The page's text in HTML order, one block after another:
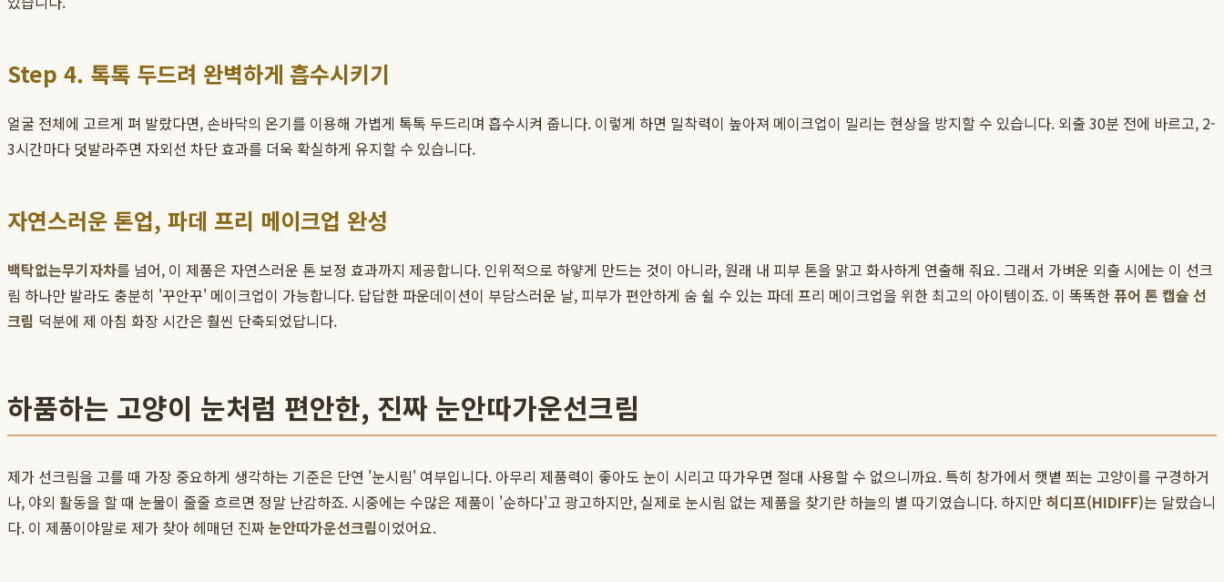
Step 4. 톡톡 두드려 완벽하게 흡수시키기
얼굴 전체에 고르게 펴 발랐다면, 손바닥의 온기를 이용해 가볍게 톡톡 두드리며 흡수시켜 줍니다. 이렇게 하면 밀착력이 높아져 메이크업이 밀리는 현상을 방지할 수 있습니다. 외출 30분 전에 바르고, 2-
3시간마다 덧발라주면 자외선 차단 효과를 더욱 확실하게 유지할 수 있습니다.
자연스러운 톤업, 파데 프리 메이크업 완성
백탁없는무기자차를 넘어, 이 제품은 자연스러운 톤 보정 효과까지 제공합니다. 인위적으로 하얗게 만드는 것이 아니라, 원래 내 피부 톤을 맑고 화사하게 연출해 줘요. 그래서 가벼운 외출 시에는 이 선크
림 하나만 발라도 충분히 '꾸안꾸' 메이크업이 가능합니다. 답답한 파운데이션이 부담스러운 날, 피부가 편안하게 숨 쉴 수 있는 파데 프리 메이크업을 위한 최고의 아이템이죠. 이 똑똑한퓨어 톤 캡슐 선
크림 덕분에 제 아침 화장 시간은 훨씬 단축되었답니다.
하품하는 고양이 눈처럼 편안한, 진짜 눈안따가운선크림
제가 선크림을 고를 때 가장 중요하게 생각하는 기준은 단연 '눈시림' 여부입니다. 아무리 제품력이 좋아도 눈이 시리고 따가우면 절대 사용할 수 없으니까요. 특히 창가에서 햇볕 쬐는 고양이를 구경하거
나, 야외 활동을 할 때 눈물이 줄줄 흐르면 정말 난감하죠. 시중에는 수많은 제품이 '순하다'고 광고하지만, 실제로 눈시림 없는 제품을 찾기란 하늘의 별 따기였습니다. 하지만 히디프(HIDIFF)는 달랐습니
다. 이 제품이야말로 제가 찾아 헤매던 진짜 눈안따가운선크림이었어요.